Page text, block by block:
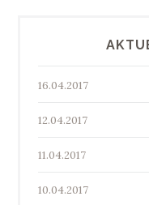
16.04.2017
12.04.2017
11.04.2017
10.04.2017